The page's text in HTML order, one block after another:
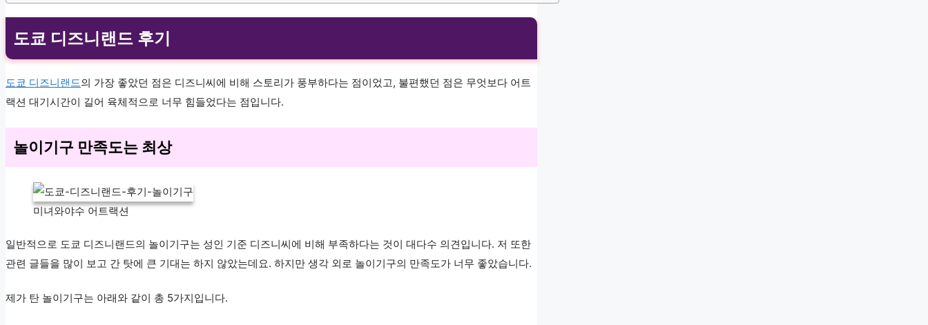
도쿄 디즈니랜드 후기
도쿄 디즈니랜드의 가장 좋았던 점은 디즈니씨에 비해 스토리가 풍부하다는 점이었고, 불편했던 점은 무엇보다 어트
랙션 대기시간이 길어 육체적으로 너무 힘들었다는 점입니다.
놀이기구 만족도는 최상
미녀와야수 어트랙션
일반적으로 도쿄 디즈니랜드의 놀이기구는 성인 기준 디즈니씨에 비해 부족하다는 것이 대다수 의견입니다. 저 또한
관련 글들을 많이 보고 간 탓에 큰 기대는 하지 않았는데요. 하지만 생각 외로 놀이기구의 만족도가 너무 좋았습니다.
제가 탄 놀이기구는 아래와 같이 총 5가지입니다.